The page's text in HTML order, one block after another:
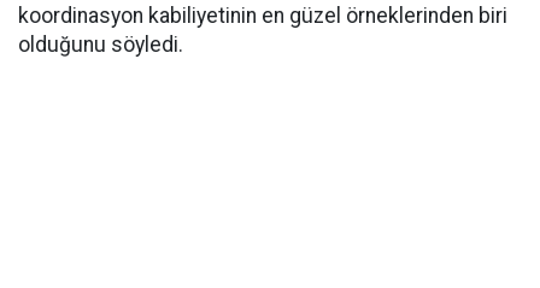
koordinasyon kabiliyetinin en güzel örneklerinden biri
olduğunu söyledi.